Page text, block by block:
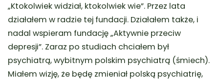
„Ktokolwiek widział, ktokolwiek wie”. Przez lata
działałem w radzie tej fundacji. Działałem także, i
nadal wspieram fundację „Aktywnie przeciw
depresji”. Zaraz po studiach chciałem był
psychiatrą, wybitnym polskim psychiatrą (śmiech).
Miałem wizję, że będę zmieniał polską psychiatrię,